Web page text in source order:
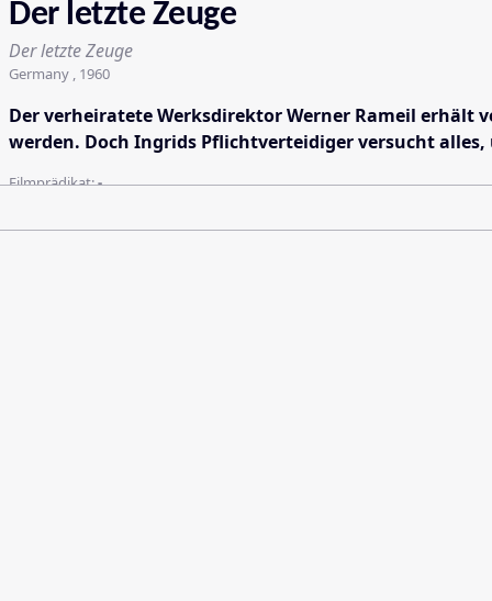
Der letzte Zeuge
Der letzte Zeuge
Germany , 1960
Der verheiratete Werksdirektor Werner Rameil erhält
werden. Doch Ingrids Pflichtverteidiger versucht
Filmprädikat:-